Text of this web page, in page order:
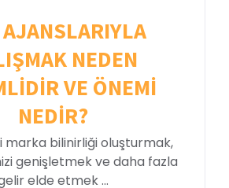
NEDEN
VE ÖNEMİ
NEDİR?
marka bilinirliği oluşturmak,
genişletmek ve daha fazla
elde etmek ...